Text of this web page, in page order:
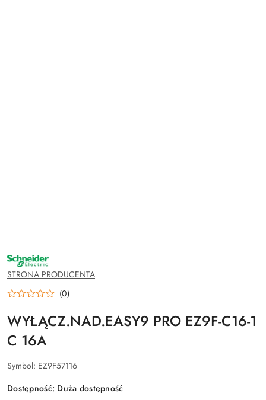
NAZWA
PRODUCENTA:
SCHNEIDER
ELECTRIC
STRONA PRODUCENTA
(0)
WYŁĄCZ.NAD.EASY9 PRO EZ9F-C16-1
C 16A
Symbol: EZ9F57116
Dostępność: Duża dostępność